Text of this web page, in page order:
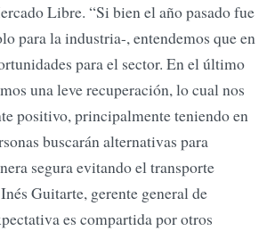
Libre. “Si bien el año pasado fue
para la industria-, entendemos que en
para el sector. En el último
una leve recuperación, lo cual nos
positivo, principalmente teniendo en
buscarán alternativas para
segura evitando el transporte
Guitarte, gerente general de
es compartida por otros